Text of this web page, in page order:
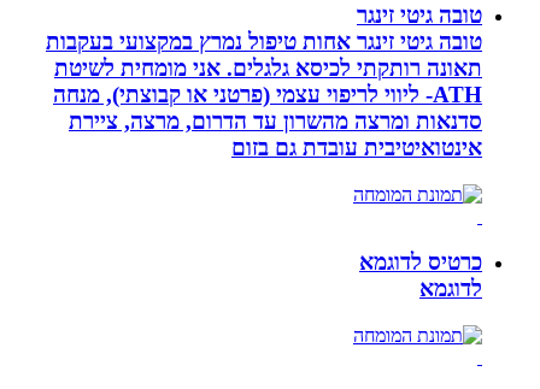
טובה גיטי זינגר
טובה גיטי זינגר אחות טיפול נמרץ במקצועי בעקבות
תאונה רותקתי לכיסא גלגלים. אני מומחית לשיטת
ATH- ליווי לריפוי עצמי (פרטני או קבוצתי), מנחה
סדנאות ומרצה מהשרון עד הדרום, מרצה, ציירת
אינטואיטיבית עובדת גם בזום
כרטיס לדוגמא
לדוגמא